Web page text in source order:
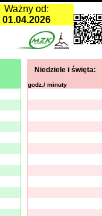
Ważny od:
01.04.2026
Niedziele i święta:
godz./ minuty